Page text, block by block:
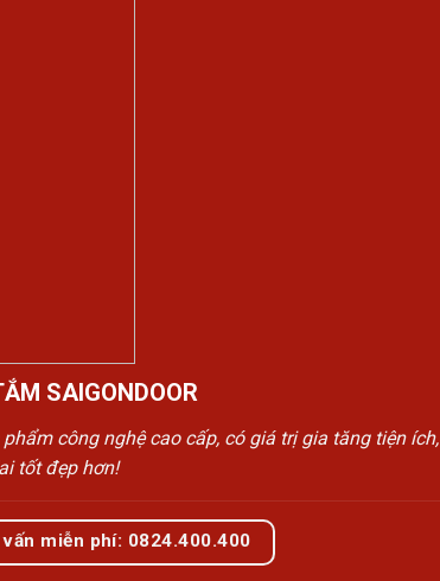
SAIGONDOOR
công nghệ cao cấp, có giá trị gia tăng tiện ích,
tốt đẹp hơn!
miễn phí: 0824.400.400